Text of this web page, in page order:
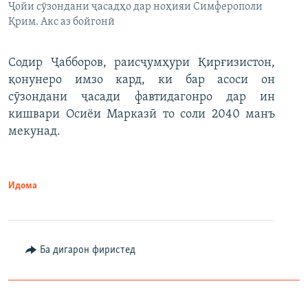
Ҷойи сӯзондани ҷасадҳо дар ноҳияи Симферополи
Қрим. Акс аз бойгонӣ
Содир Ҷабборов, раисҷумҳури Қирғизистон,
қонунеро имзо кард, ки бар асоси он
сӯзондани ҷасади фавтидагонро дар ин
кишвари Осиёи Марказӣ то соли 2040 манъ
мекунад.
Идома
Ба дигарон фиристед